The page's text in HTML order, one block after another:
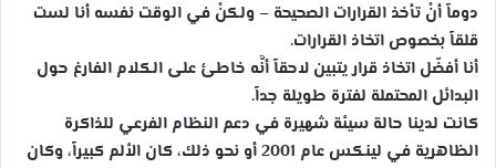
دوماً أنْ تأخذ القرارات الصحيحة – ولكنْ في الوقت نفسه أنا لست
قلقاً بخصوص اتخاذ القرارات.
أنا أفضّل اتخاذ قرار يتبين لاحقاً أنَّه خاطئ على الكلام الفارغ حول
البدائل المحتملة لفترة طويلة جداً.
كانت لدينا حالة سيئة شهيرة في دعم النظام الفرعي للذاكرة
الظاهرية في لينكس عام 2001 أو نحو ذلك، كان الألم كبيراً، وكان